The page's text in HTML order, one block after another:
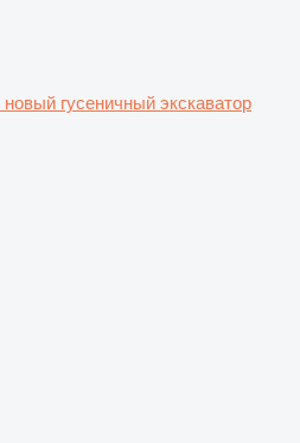
новый гусеничный экскаватор